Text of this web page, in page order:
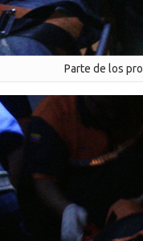
Parte de los